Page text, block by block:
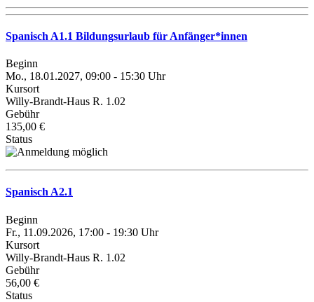
Spanisch A1.1 Bildungsurlaub für Anfänger*innen
Beginn
Mo., 18.01.2027, 09:00 - 15:30 Uhr
Kursort
Willy-Brandt-Haus R. 1.02
Gebühr
135,00 €
Status
Spanisch A2.1
Beginn
Fr., 11.09.2026, 17:00 - 19:30 Uhr
Kursort
Willy-Brandt-Haus R. 1.02
Gebühr
56,00 €
Status